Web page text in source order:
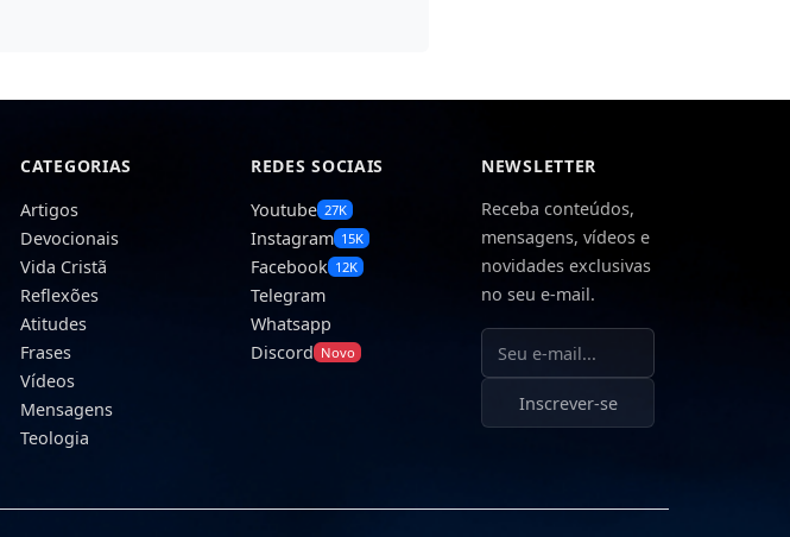
CATEGORIAS
Artigos
Devocionais
Vida Cristã
Reflexões
Atitudes
Frases
Vídeos
Mensagens
Teologia
REDES SOCIAIS
Youtube 27K
Instagram 15K
Facebook 12K
Telegram
Whatsapp
Discord Novo
NEWSLETTER
Receba conteúdos,
mensagens, vídeos e
novidades exclusivas
no seu e-mail.
Seu e-mail
Inscrever-se